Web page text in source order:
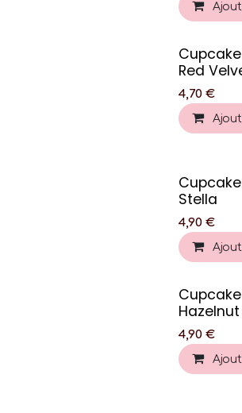
Cupcake
Red
4,70 €
Cupcake
Stella
4,90 €
Cupcake
Hazelnut
4,90 €